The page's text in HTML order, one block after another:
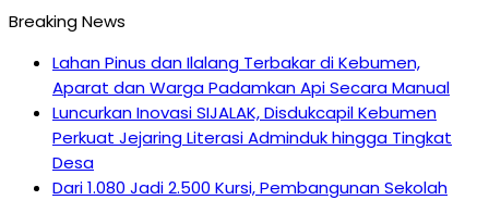
Breaking News
Lahan Pinus dan Ilalang Terbakar di Kebumen,
Aparat dan Warga Padamkan Api Secara Manual
Luncurkan Inovasi SIJALAK, Disdukcapil Kebumen
Perkuat Jejaring Literasi Adminduk hingga Tingkat
Desa
Dari 1.080 Jadi 2.500 Kursi, Pembangunan Sekolah